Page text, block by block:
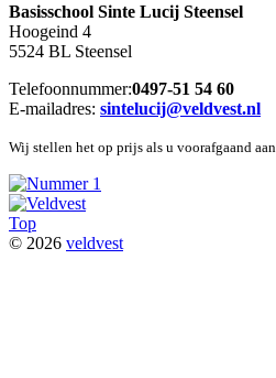
Basisschool Sinte Lucij Steensel
Hoogeind 4
5524 BL Steensel
Telefoonnummer:0497-51 54 60
E-mailadres: sintelucij@veldvest.nl
Wij stellen het op prijs als u voorafgaand
Top
© 2026 veldvest